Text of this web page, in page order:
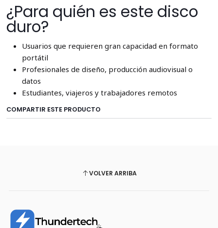
¿Para quién es este disco
duro?
Usuarios que requieren gran capacidad en formato
portátil
Profesionales de diseño, producción audiovisual o
datos
Estudiantes, viajeros y trabajadores remotos
COMPARTIR ESTE PRODUCTO
VOLVER ARRIBA